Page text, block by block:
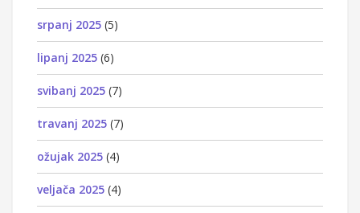
srpanj 2025 (5)
lipanj 2025 (6)
svibanj 2025 (7)
travanj 2025 (7)
ožujak 2025 (4)
veljača 2025 (4)